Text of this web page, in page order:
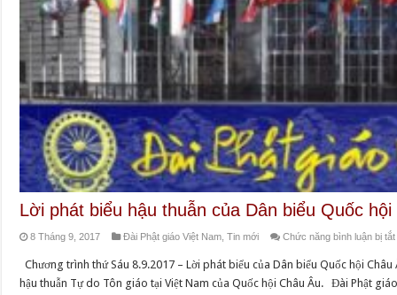
Lời phát biểu hậu thuẫn của Dân biểu Quốc
8 Tháng 9, 2017 Đài Phật giáo Việt Nam ,Tin mới Chức năng bình luận bị tắt
Chương trình thứ Sáu 8.9.2017 – Lời phát biểu của Dân biểu Quốc hội
hậu thuẫn Tự do Tôn giáo tại Việt Nam của Quốc hội Châu Âu. Đài Phật